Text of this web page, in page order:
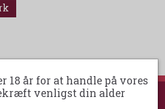
18 år for at handle på vores
venligst din alder